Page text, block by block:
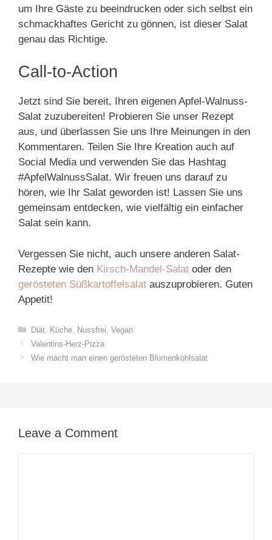
um Ihre Gäste zu beeindrucken oder sich selbst ein
schmackhaftes Gericht zu gönnen, ist dieser Salat
genau das Richtige.
Call-to-Action
Jetzt sind Sie bereit, Ihren eigenen Apfel-Walnuss-
Salat zuzubereiten! Probieren Sie unser Rezept
aus, und überlassen Sie uns Ihre Meinungen in den
Kommentaren. Teilen Sie Ihre Kreation auch auf
Social Media und verwenden Sie das Hashtag
#ApfelWalnussSalat. Wir freuen uns darauf zu
hören, wie Ihr Salat geworden ist! Lassen Sie uns
gemeinsam entdecken, wie vielfältig ein einfacher
Salat sein kann.
Vergessen Sie nicht, auch unsere anderen Salat-
Rezepte wie den Kirsch-Mandel-Salat oder den
gerösteten Süßkartoffelsalat auszuprobieren. Guten
Appetit!
Categories
Diät, Küche, Nussfrei Vegan
Valentins-Herz-Pizza
Wie macht man einen gerösteten Blumenkohlsalat
Leave a Comment